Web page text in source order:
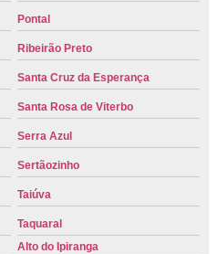
Pontal
Ribeirão Preto
Santa Cruz da Esperança
Santa Rosa de Viterbo
Serra Azul
Sertãozinho
Taiúva
Taquaral
Alto do Ipiranga